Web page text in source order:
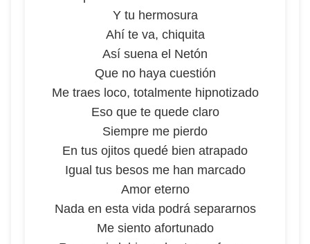
Y tu hermosura
Ahí te va, chiquita
Así suena el Netón
Que no haya cuestión
Me traes loco, totalmente hipnotizado
Eso que te quede claro
Siempre me pierdo
En tus ojitos quedé bien atrapado
Igual tus besos me han marcado
Amor eterno
Nada en esta vida podrá separarnos
Me siento afortunado